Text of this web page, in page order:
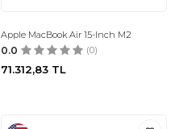
Apple MacBook Air 15-Inch M2
0.0 (0)
71.312,83 TL